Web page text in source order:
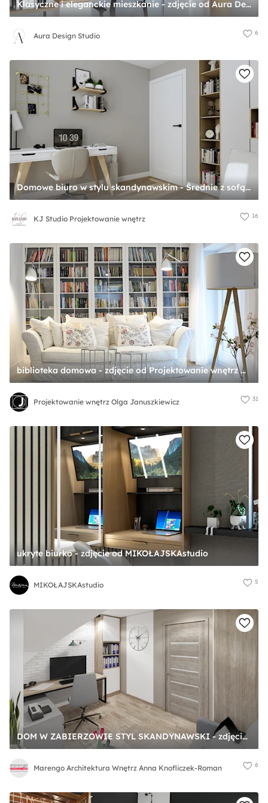
Klasyczne i eleganckie mieszkanie - zdjęcie od Aura Design Studio
Aura Design Studio 6
Domowe biuro w stylu skandynawskim - Średnie z sofą szare biuro, styl skandynawski - zdjęcie od KJ Studio Projektowanie wnętrz
KJ Studio Projektowanie wnętrz 16
biblioteka domowa - zdjęcie od Projektowanie wnętrz Olga Januszkiewicz
Projektowanie wnętrz Olga Januszkiewicz 31
ukryte biurko - zdjęcie od MIKOŁAJSKAstudio
MIKOŁAJSKAstudio 5
DOM W ZABIERZOWIE STYL SKANDYNAWSKI - zdjęcie od Marengo Architektura Wnętrz Anna Knofliczek-Roman
Marengo Architektura Wnętrz Anna Knofliczek-Roman 6